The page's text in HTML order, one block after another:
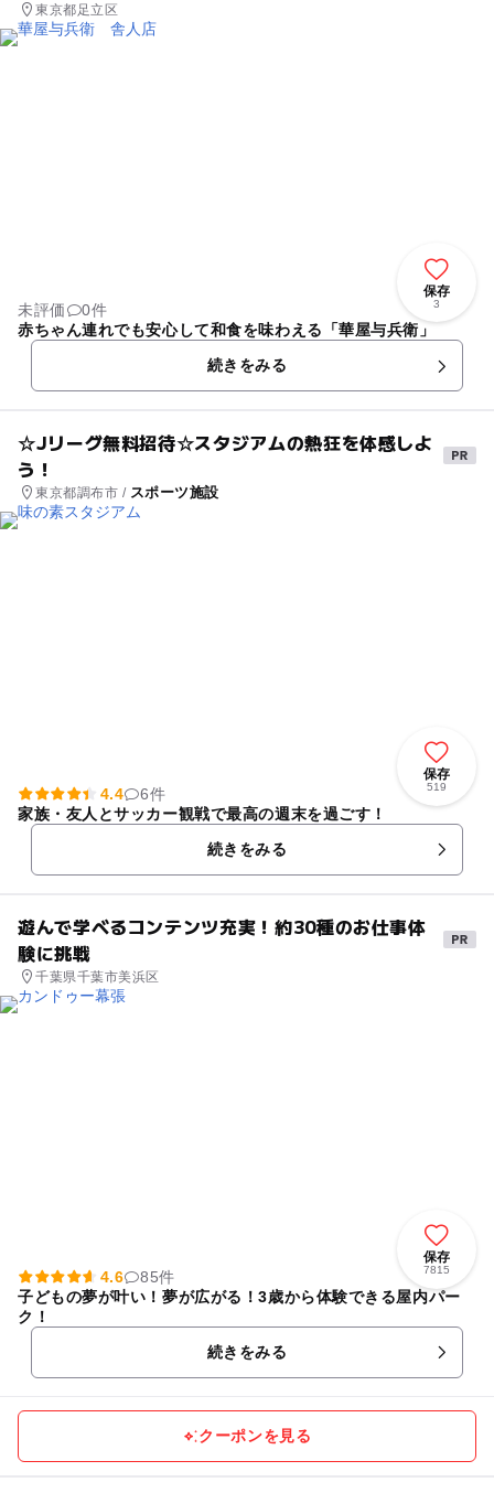
東京都足立区
保存
3
未評価
0件
赤ちゃん連れでも安心して和食を味わえる「華屋与兵衛」
続きをみる
☆Jリーグ無料招待☆スタジアムの熱狂を体感しよ
う！
東京都調布市 / スポーツ施設
保存
519
4.4
6件
家族・友人とサッカー観戦で最高の週末を過ごす！
続きをみる
遊んで学べるコンテンツ充実！約30種のお仕事体
験に挑戦
千葉県千葉市美浜区
保存
7815
4.6
85件
子どもの夢が叶い！夢が広がる！3歳から体験できる屋内パー
ク！
続きをみる
クーポンを見る